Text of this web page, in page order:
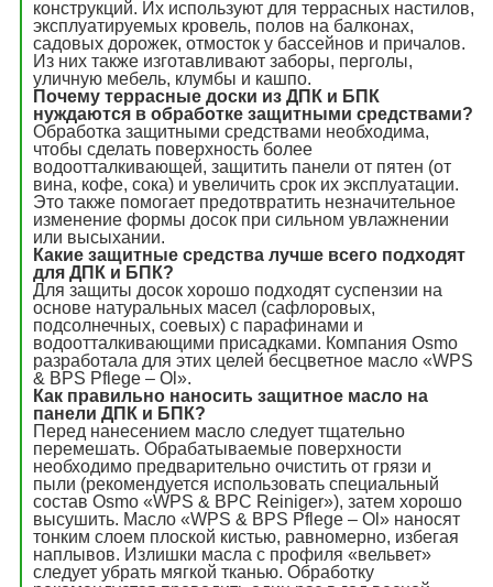
конструкций. Их используют для террасных настилов,
эксплуатируемых кровель, полов на балконах,
садовых дорожек, отмосток у бассейнов и причалов.
Из них также изготавливают заборы, перголы,
уличную мебель, клумбы и кашпо.
Почему террасные доски из ДПК и БПК
нуждаются в обработке защитными средствами?
Обработка защитными средствами необходима,
чтобы сделать поверхность более
водоотталкивающей, защитить панели от пятен (от
вина, кофе, сока) и увеличить срок их эксплуатации.
Это также помогает предотвратить незначительное
изменение формы досок при сильном увлажнении
или высыхании.
Какие защитные средства лучше всего подходят
для ДПК и БПК?
Для защиты досок хорошо подходят суспензии на
основе натуральных масел (сафлоровых,
подсолнечных, соевых) с парафинами и
водоотталкивающими присадками. Компания Osmo
разработала для этих целей бесцветное масло «WPS
& BPS Pflege – Ol».
Как правильно наносить защитное масло на
панели ДПК и БПК?
Перед нанесением масло следует тщательно
перемешать. Обрабатываемые поверхности
необходимо предварительно очистить от грязи и
пыли (рекомендуется использовать специальный
состав Osmo «WPS & BPC Reiniger»), затем хорошо
высушить. Масло «WPS & BPS Pflege – Ol» наносят
тонким слоем плоской кистью, равномерно, избегая
наплывов. Излишки масла с профиля «вельвет»
следует убрать мягкой тканью. Обработку